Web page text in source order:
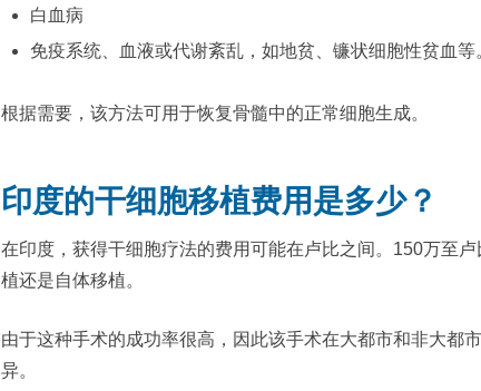
白血病
免疫系统、血液或代谢紊乱，如地贫、镰状细胞性贫血等
根据需要，该方法可用于恢复骨髓中的正常细胞生成。
印度的干细胞移植费用是多少？
在印度，获得干细胞疗法的费用可能在卢比之间。150万至
植还是自体移植。
由于这种手术的成功率很高，因此该手术在大都市和非大都
异。